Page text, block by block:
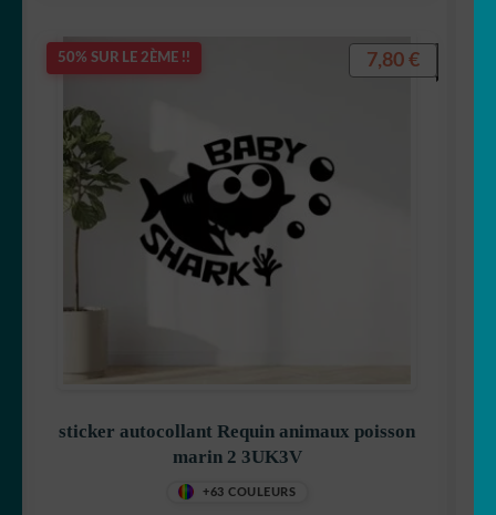
50% SUR LE 2ÈME !!
sticker autocollant Requin animaux poisson
marin 2 3UK3V
+63 COULEURS
7,80 €